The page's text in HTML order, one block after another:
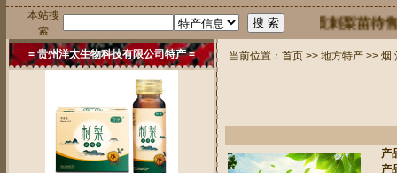
本站搜
索
中国刺梨之乡龙里县20万株优质刺梨苗待售
= 贵州洋太生物科技有限公司特产 = 当前位置： 首页 >> 地方特产 >> 烟|
产
产